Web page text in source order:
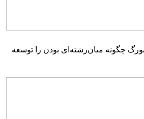
چگونه میان‌رشته‌ای بودن را توسعه